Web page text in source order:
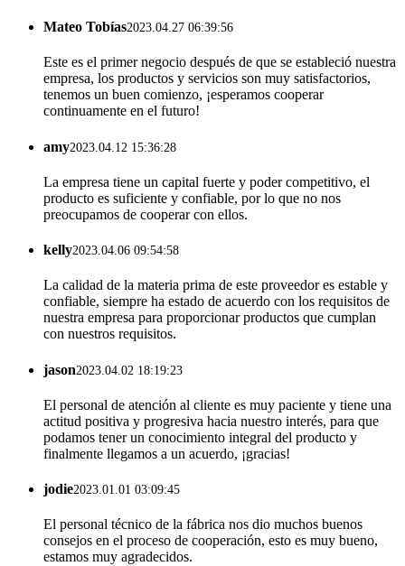
Mateo Tobías2023.04.27 06:39:56
Este es el primer negocio después de que se estableció nuestra
empresa, los productos y servicios son muy satisfactorios,
tenemos un buen comienzo, ¡esperamos cooperar
continuamente en el futuro!
amy2023.04.12 15:36:28
La empresa tiene un capital fuerte y poder competitivo, el
producto es suficiente y confiable, por lo que no nos
preocupamos de cooperar con ellos.
kelly2023.04.06 09:54:58
La calidad de la materia prima de este proveedor es estable y
confiable, siempre ha estado de acuerdo con los requisitos de
nuestra empresa para proporcionar productos que cumplan
con nuestros requisitos.
jason2023.04.02 18:19:23
El personal de atención al cliente es muy paciente y tiene una
actitud positiva y progresiva hacia nuestro interés, para que
podamos tener un conocimiento integral del producto y
finalmente llegamos a un acuerdo, ¡gracias!
jodie2023.01.01 03:09:45
El personal técnico de la fábrica nos dio muchos buenos
consejos en el proceso de cooperación, esto es muy bueno,
estamos muy agradecidos.